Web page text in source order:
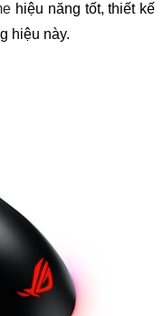
hiệu năng tốt, thiết kế
hiệu này.